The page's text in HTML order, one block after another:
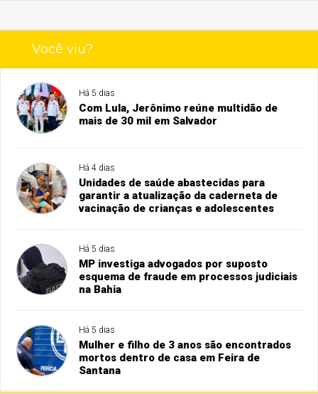
Você viu?
Há 5 dias
Com Lula, Jerônimo reúne multidão de
mais de 30 mil em Salvador
Há 4 dias
Unidades de saúde abastecidas para
garantir a atualização da caderneta de
vacinação de crianças e adolescentes
Há 5 dias
MP investiga advogados por suposto
esquema de fraude em processos judiciais
na Bahia
Há 5 dias
Mulher e filho de 3 anos são encontrados
mortos dentro de casa em Feira de
Santana